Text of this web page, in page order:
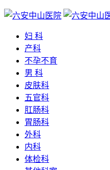
妇 科
产科
不孕不育
男 科
皮肤科
五官科
肛肠科
胃肠科
外科
内科
体检科